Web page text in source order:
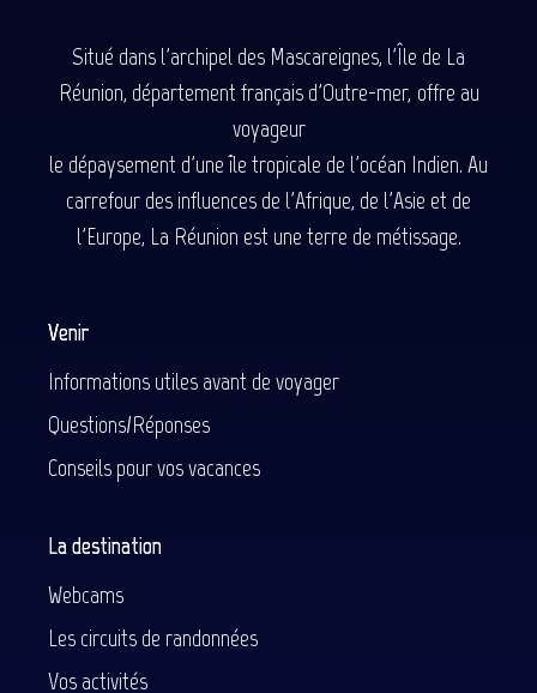
Situé dans l'archipel des Mascareignes, l'Île de La
Réunion, département français d'Outre-mer, offre au
voyageur
le dépaysement d'une île tropicale de l'océan Indien. Au
carrefour des influences de l'Afrique, de l'Asie et de
l'Europe, La Réunion est une terre de métissage.
Venir
Informations utiles avant de voyager
Questions/Réponses
Conseils pour vos vacances
La destination
Webcams
Les circuits de randonnées
Vos activités